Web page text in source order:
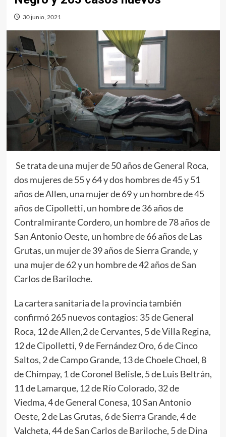
30 junio, 2021
Se trata de una mujer de 50 años de General Roca,
dos mujeres de 55 y 64 y dos hombres de 45 y 51
años de Allen, una mujer de 69 y un hombre de 45
años de Cipolletti, un hombre de 36 años de
Contralmirante Cordero, un hombre de 78 años de
San Antonio Oeste, un hombre de 66 años de Las
Grutas, un mujer de 39 años de Sierra Grande, y
una mujer de 62 y un hombre de 42 años de San
Carlos de Bariloche.
La cartera sanitaria de la provincia también
confirmó 265 nuevos contagios: 35 de General
Roca, 12 de Allen,2 de Cervantes, 5 de Villa Regina,
12 de Cipolletti, 9 de Fernández Oro, 6 de Cinco
Saltos, 2 de Campo Grande, 13 de Choele Choel, 8
de Chimpay, 1 de Coronel Belisle, 5 de Luis Beltrán,
11 de Lamarque, 12 de Río Colorado, 32 de
Viedma, 4 de General Conesa, 10 San Antonio
Oeste, 2 de Las Grutas, 6 de Sierra Grande, 4 de
Valcheta, 44 de San Carlos de Bariloche, 5 de Dina